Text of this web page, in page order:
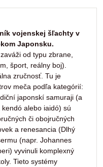
vojenskej šľachty v
Japonsku.
od typu zbrane,
šport, reálny boj).
zručnosť. Tu je
meča podľa kategórií:
japonskí samuraji (a
alebo iaidó) sú
či obojručných
a renesancia (Dlhý
(napr. Johannes
vyvinuli komplexný
Tieto systémy